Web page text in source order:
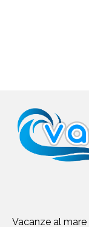
Vacanze al mare